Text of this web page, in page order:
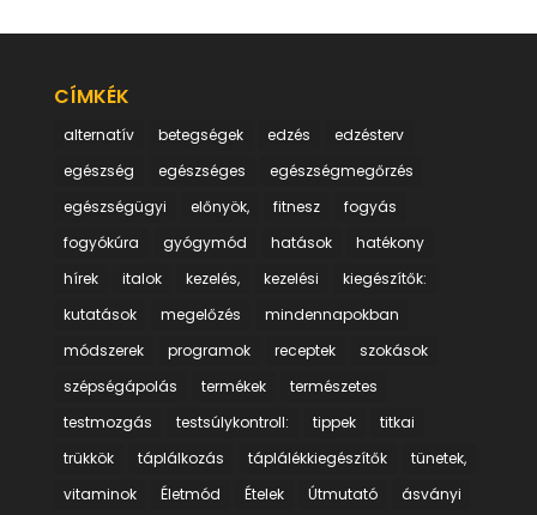
CÍMKÉK
alternatív betegségek edzés
edzésterv
egészség
egészséges
egészségmegőrzés
egészségügyi
előnyök, fitnesz
fogyás
fogyókúra
gyógymód hatások
hatékony
hírek
italok kezelés, kezelési
kiegészítők:
kutatások
megelőzés
mindennapokban
módszerek
programok receptek
szokások
szépségápolás
termékek
természetes
testmozgás
testsúlykontroll: tippek
titkai
trükkök
táplálkozás táplálékkiegészítők
tünetek,
vitaminok
Életmód Ételek Útmutató
ásványi